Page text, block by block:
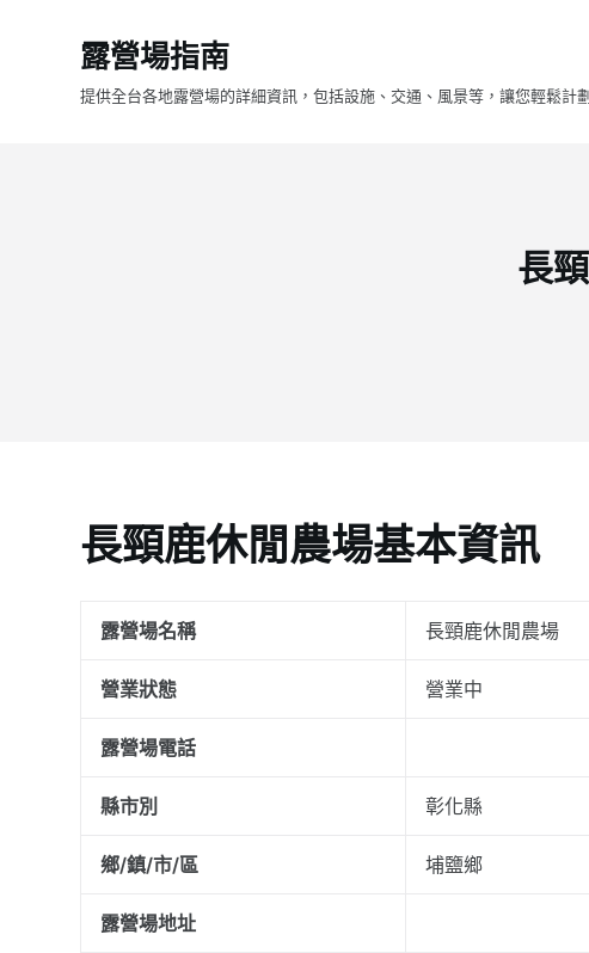
露營場指南
提供全台各地露營場的詳細資訊，包括設施、交通、風景等，讓您輕鬆計
長
長頸鹿休閒農場基本資訊
露營場名稱 長頸鹿休閒農場
營業狀態 營業中
露營場電話
縣市別 彰化縣
鄉/鎮/市/區 埔鹽鄉
露營場地址